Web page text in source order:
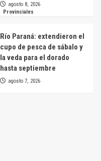
agosto 8, 2026
Provinciales
Río Paraná: extendieron el
cupo de pesca de sábalo y
la veda para el dorado
hasta septiembre
agosto 7, 2026